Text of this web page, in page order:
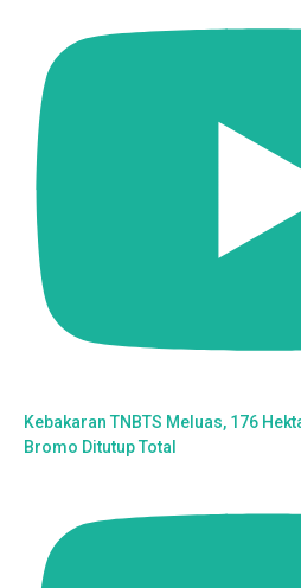
Kebakaran TNBTS Meluas, 176
Bromo Ditutup Total